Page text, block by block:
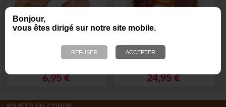
Bonjour,
vous êtes dirigé sur notre site mobile.
Oreilles de porc -
Friandise naturelle pour
6,95 €
Filets de poulet séchés 1
kg
24,95 €